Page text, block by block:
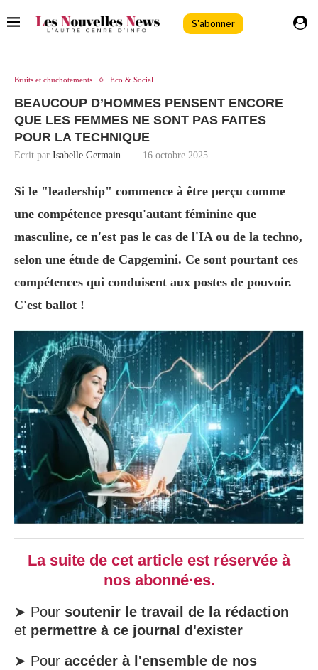
S'abonner
Bruits et chuchotements Eco & Social
BEAUCOUP D’HOMMES PENSENT ENCORE
QUE LES FEMMES NE SONT PAS FAITES
POUR LA TECHNIQUE
Ecrit par Isabelle Germain 16 octobre 2025
Si le "leadership" commence à être perçu comme
une compétence presqu'autant féminine que
masculine, ce n'est pas le cas de l'IA ou de la techno,
selon une étude de Capgemini. Ce sont pourtant ces
compétences qui conduisent aux postes de pouvoir.
C'est ballot !
La suite de cet article est réservée à
nos abonné·es.
➤ Pour soutenir le travail de la rédaction
et permettre à ce journal d'exister
➤ Pour accéder à l'ensemble de nos